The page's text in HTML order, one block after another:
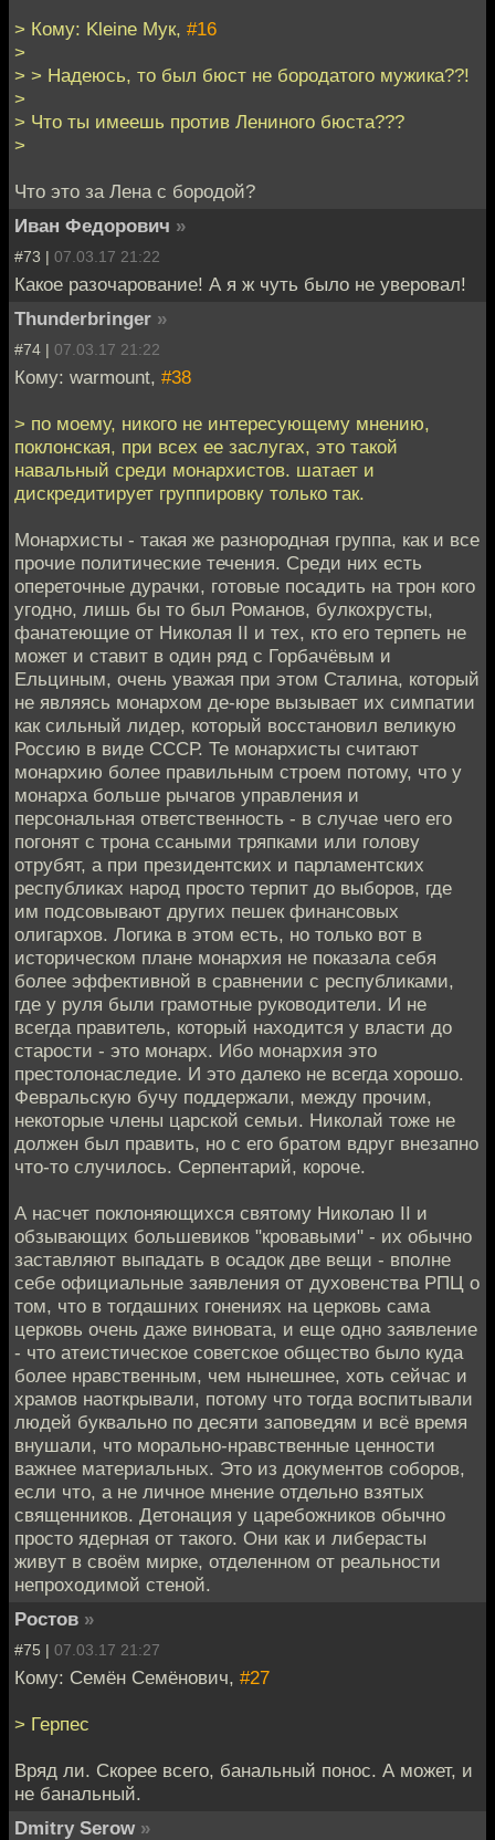
> Кому: Kleine Мук, #16
>
> > Надеюсь, то был бюст не бородатого мужика??!
>
> Что ты имеешь против Лениного бюста???
>
Что это за Лена с бородой?
Иван Федорович »
#73 | 07.03.17 21:22
Какое разочарование! А я ж чуть было не уверовал!
Thunderbringer »
#74 | 07.03.17 21:22
Кому: warmount, #38
> по моему, никого не интересующему мнению,
поклонская, при всех ее заслугах, это такой
навальный среди монархистов. шатает и
дискредитирует группировку только так.
Монархисты - такая же разнородная группа, как и все
прочие политические течения. Среди них есть
опереточные дурачки, готовые посадить на трон кого
угодно, лишь бы то был Романов, булкохрусты,
фанатеющие от Николая II и тех, кто его терпеть не
может и ставит в один ряд с Горбачёвым и
Ельциным, очень уважая при этом Сталина, который
не являясь монархом де-юре вызывает их симпатии
как сильный лидер, который восстановил великую
Россию в виде СССР. Те монархисты считают
монархию более правильным строем потому, что у
монарха больше рычагов управления и
персональная ответственность - в случае чего его
погонят с трона ссаными тряпками или голову
отрубят, а при президентских и парламентских
республиках народ просто терпит до выборов, где
им подсовывают других пешек финансовых
олигархов. Логика в этом есть, но только вот в
историческом плане монархия не показала себя
более эффективной в сравнении с республиками,
где у руля были грамотные руководители. И не
всегда правитель, который находится у власти до
старости - это монарх. Ибо монархия это
престолонаследие. И это далеко не всегда хорошо.
Февральскую бучу поддержали, между прочим,
некоторые члены царской семьи. Николай тоже не
должен был править, но с его братом вдруг внезапно
что-то случилось. Серпентарий, короче.
А насчет поклоняющихся святому Николаю II и
обзывающих большевиков "кровавыми" - их обычно
заставляют выпадать в осадок две вещи - вполне
себе официальные заявления от духовенства РПЦ о
том, что в тогдашних гонениях на церковь сама
церковь очень даже виновата, и еще одно заявление
- что атеистическое советское общество было куда
более нравственным, чем нынешнее, хоть сейчас и
храмов наоткрывали, потому что тогда воспитывали
людей буквально по десяти заповедям и всё время
внушали, что морально-нравственные ценности
важнее материальных. Это из документов соборов,
если что, а не личное мнение отдельно взятых
священников. Детонация у царебожников обычно
просто ядерная от такого. Они как и либерасты
живут в своём мирке, отделенном от реальности
непроходимой стеной.
Ростов »
#75 | 07.03.17 21:27
Кому: Семён Семёнович, #27
> Герпес
Вряд ли. Скорее всего, банальный понос. А может, и
не банальный.
Dmitry Serow »